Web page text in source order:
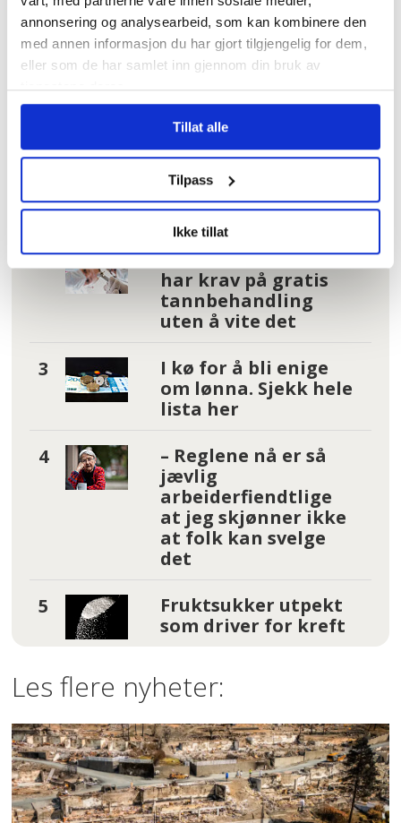
annonsering og analysearbeid, som kan kombinere den
med annen informasjon du har gjort tilgjengelig for dem,
eller som de har samlet inn gjennom din bruk av
tjenestene deres.
Tillat alle
Tilpass
Ikke tillat
Mest lest| Siste sju dager
Hundrevis av
ansatte i Oslo
kommune uten
faste oppgaver: –
Føler meg plassert
på loftet og glemt
Tannhelse: Se om du
har krav på gratis
tannbehandling
uten å vite det
I kø for å bli enige
om lønna. Sjekk hele
lista her
– Reglene nå er så
jævlig
arbeiderfiendtlige
at jeg skjønner ikke
at folk kan svelge
det
Fruktsukker utpekt
som driver for kreft
Les flere nyheter: